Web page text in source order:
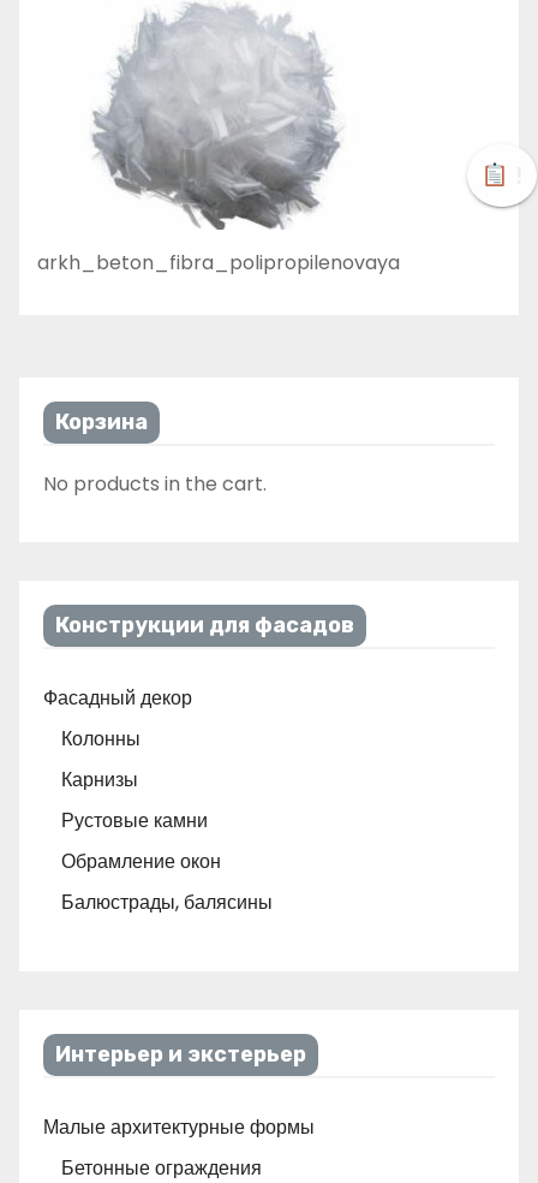
arkh_beton_fibra_polipropilenovaya
Корзина
No products in the cart.
Конструкции для фасадов
Фасадный декор
Колонны
Карнизы
Рустовые камни
Обрамление окон
Балюстрады, балясины
Интерьер и экстерьер
Малые архитектурные формы
Бетонные ограждения